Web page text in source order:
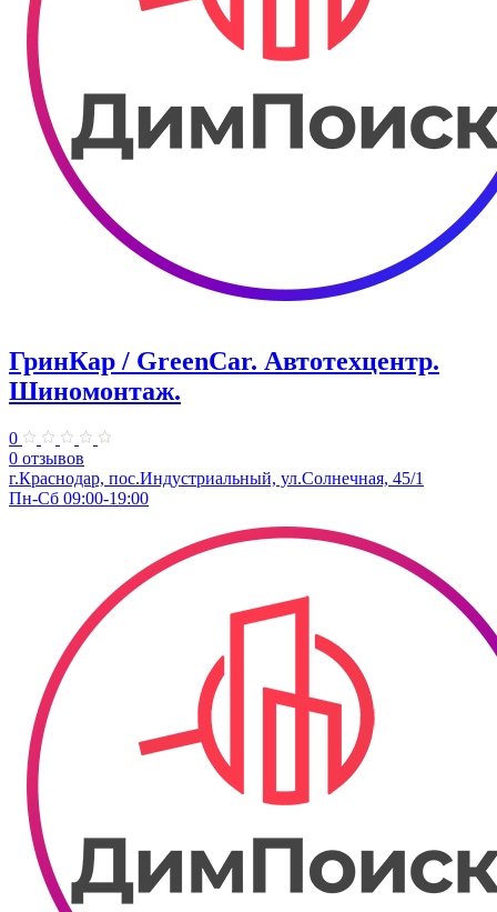
ГринКар / GreenCar. Автотехцентр.
Шиномонтаж.
0
0 отзывов
г.Краснодар, пос.Индустриальный, ул.Солнечная, 45/1
Пн-Сб 09:00-19:00